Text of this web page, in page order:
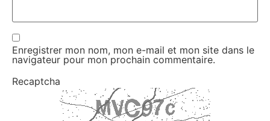
Enregistrer mon nom, mon e-mail et mon site dans le
navigateur pour mon prochain commentaire.
Recaptcha